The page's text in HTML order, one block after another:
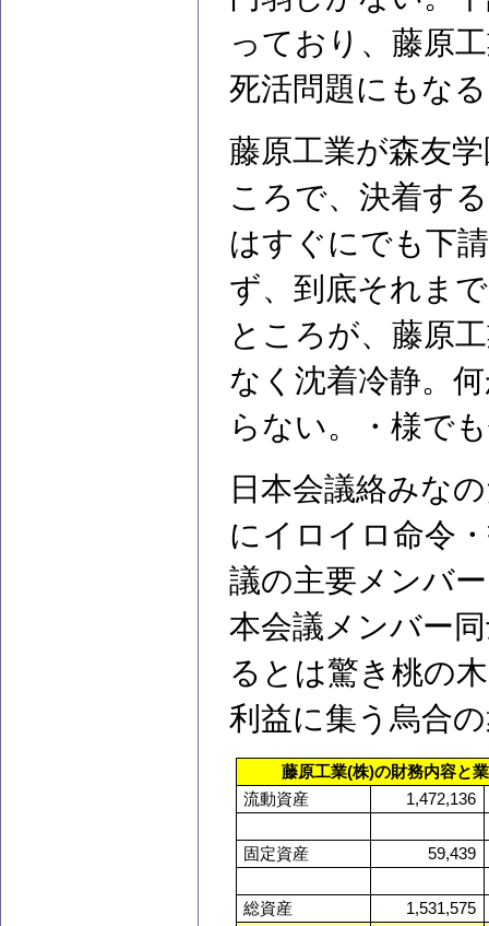
っており、藤原
死活問題にもな
藤原工業が森友
ころで、決着す
はすぐにでも下
ず、到底それま
ところが、藤原
なく沈着冷静。
らない。・様で
日本会議絡みな
にイロイロ命令
議の主要メンバ
本会議メンバー
るとは驚き桃の
利益に集う烏合
藤原工業(株)の財務内容と
流動資産
1,472,136
固定資産 59,439
総資産
1,531,575